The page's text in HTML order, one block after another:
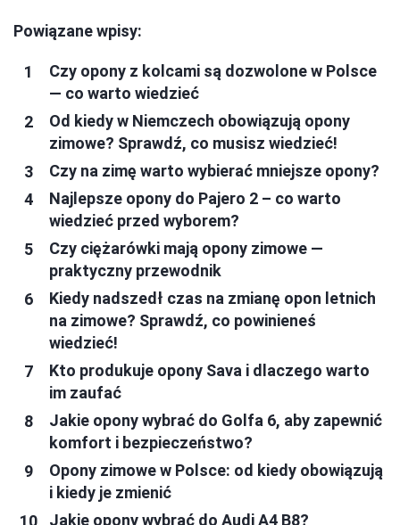
Powiązane wpisy:
Czy opony z kolcami są dozwolone w Polsce
— co warto wiedzieć
Od kiedy w Niemczech obowiązują opony
zimowe? Sprawdź, co musisz wiedzieć!
Czy na zimę warto wybierać mniejsze opony?
Najlepsze opony do Pajero 2 – co warto
wiedzieć przed wyborem?
Czy ciężarówki mają opony zimowe —
praktyczny przewodnik
Kiedy nadszedł czas na zmianę opon letnich
na zimowe? Sprawdź, co powinieneś
wiedzieć!
Kto produkuje opony Sava i dlaczego warto
im zaufać
Jakie opony wybrać do Golfa 6, aby zapewnić
komfort i bezpieczeństwo?
Opony zimowe w Polsce: od kiedy obowiązują
i kiedy je zmienić
Jakie opony wybrać do Audi A4 B8?